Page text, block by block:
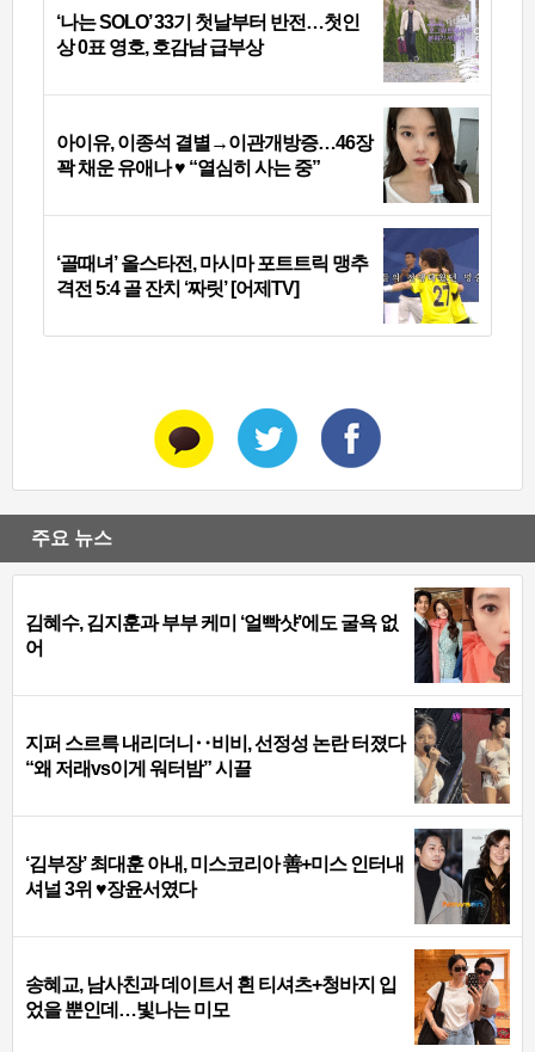
‘나는 SOLO’ 33기 첫날부터 반전…첫인
상 0표 영호, 호감남 급부상
아이유, 이종석 결별→이관개방증…46장
꽉 채운 유애나 ♥ “열심히 사는 중”
‘골때녀’ 올스타전, 마시마 포트트릭 맹추
격전 5:4 골 잔치 ‘짜릿’ [어제TV]
주요 뉴스
김혜수, 김지훈과 부부 케미 ‘얼빡샷’에도 굴욕 없
어
지퍼 스르륵 내리더니‥비비, 선정성 논란 터졌다
“왜 저래vs이게 워터밤” 시끌
‘김부장’ 최대훈 아내, 미스코리아 善+미스 인터내
셔널 3위 ♥장윤서였다
송혜교, 남사친과 데이트서 흰 티셔츠+청바지 입
었을 뿐인데…빛나는 미모